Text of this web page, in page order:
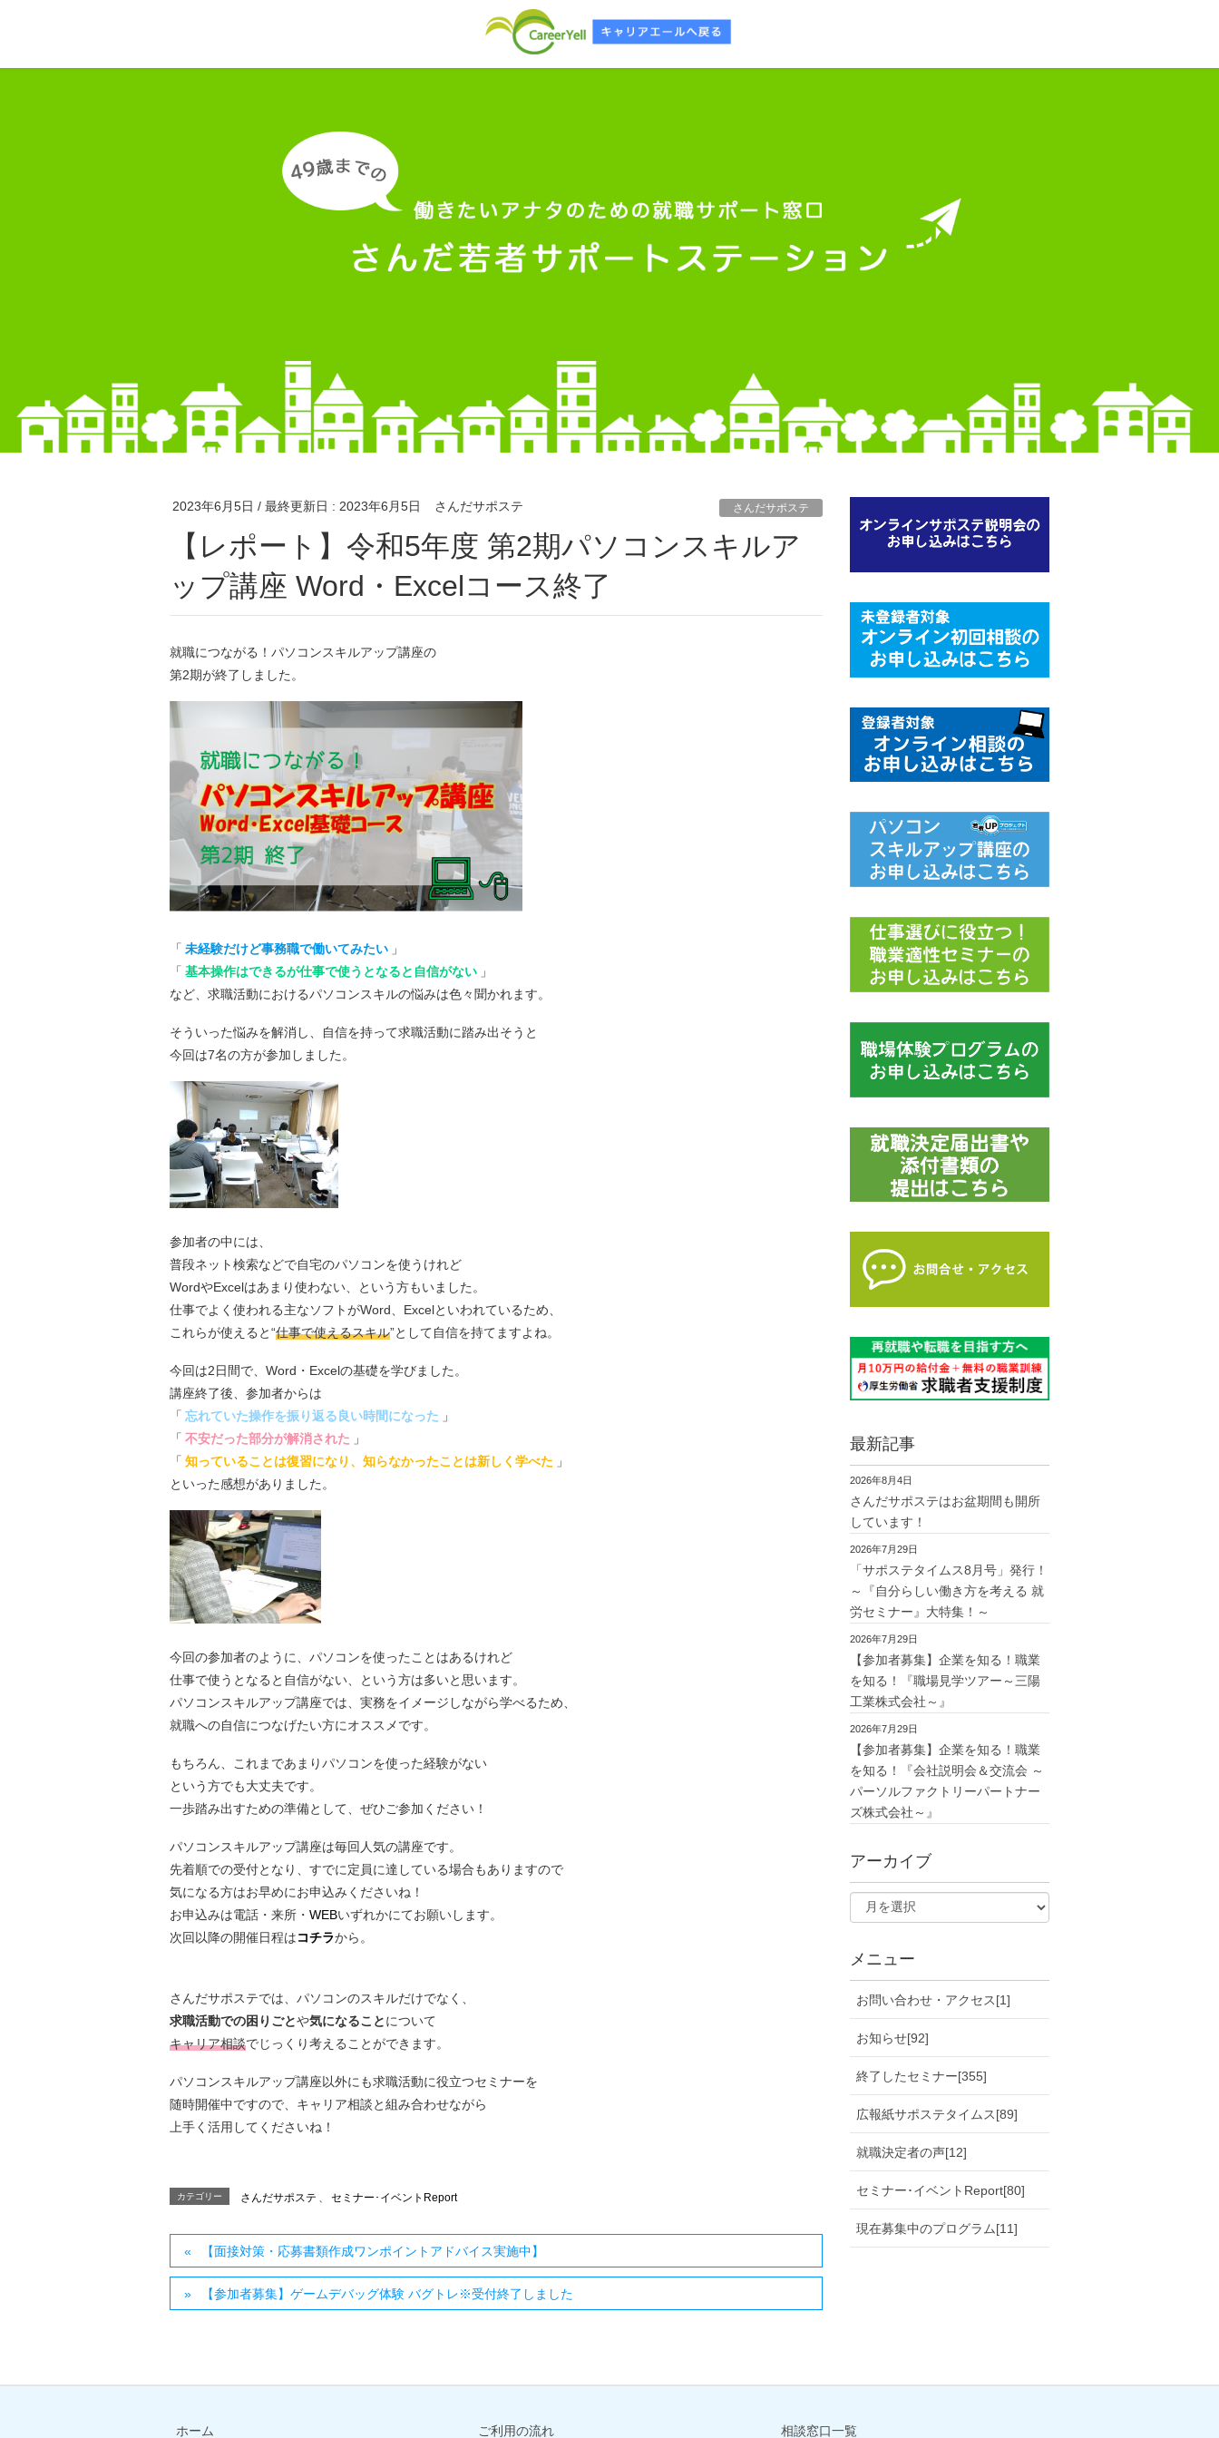
2023年6月5日 / 最終更新日 : 2023年6月5日 さんだサポステ さんだサポステ
【レポート】令和5年度 第2期パソコンスキルア
ップ講座 Word・Excelコース終了
就職につながる！パソコンスキルアップ講座の
第2期が終了しました。
「 未経験だけど事務職で働いてみたい 」
「 基本操作はできるが仕事で使うとなると自信がない 」
など、求職活動におけるパソコンスキルの悩みは色々聞かれます。
そういった悩みを解消し、自信を持って求職活動に踏み出そうと
今回は7名の方が参加しました。
参加者の中には、
普段ネット検索などで自宅のパソコンを使うけれど
WordやExcelはあまり使わない、という方もいました。
仕事でよく使われる主なソフトがWord、Excelといわれているため、
これらが使えると“仕事で使えるスキル”として自信を持てますよね。
今回は2日間で、Word・Excelの基礎を学びました。
講座終了後、参加者からは
「 忘れていた操作を振り返る良い時間になった 」
「 不安だった部分が解消された 」
「 知っていることは復習になり、知らなかったことは新しく学べた 」
といった感想がありました。
今回の参加者のように、パソコンを使ったことはあるけれど
仕事で使うとなると自信がない、という方は多いと思います。
パソコンスキルアップ講座では、実務をイメージしながら学べるため、
就職への自信につなげたい方にオススメです。
もちろん、これまであまりパソコンを使った経験がない
という方でも大丈夫です。
一歩踏み出すための準備として、ぜひご参加ください！
パソコンスキルアップ講座は毎回人気の講座です。
先着順での受付となり、すでに定員に達している場合もありますので
気になる方はお早めにお申込みくださいね！
お申込みは電話・来所・ WEBいずれかにてお願いします。
次回以降の開催日程はコチラから。
さんだサポステでは、パソコンのスキルだけでなく、
求職活動での困りごとや気になることについて
キャリア相談でじっくり考えることができます。
パソコンスキルアップ講座以外にも求職活動に役立つセミナーを
随時開催中ですので、キャリア相談と組み合わせながら
上手く活用してくださいね！
カテゴリー さんだサポステ 、 セミナー･イベントReport
【面接対策・応募書類作成ワンポイントアドバイス実施中】
【参加者募集】ゲームデバッグ体験 バグトレ※受付終了しました
最新記事
2026年8月4日
さんだサポステはお盆期間も開所
しています！
2026年7月29日
「サポステタイムス8月号」発行！
～『自分らしい働き方を考える 就
労セミナー』大特集！～
2026年7月29日
【参加者募集】企業を知る！職業
を知る！『職場見学ツアー～三陽
工業株式会社～』
2026年7月29日
【参加者募集】企業を知る！職業
を知る！『会社説明会＆交流会 ～
パーソルファクトリーパートナー
ズ株式会社～』
アーカイブ
メニュー
お問い合わせ・アクセス[1]
お知らせ[92]
終了したセミナー[355]
広報紙サポステタイムス[89]
就職決定者の声[12]
セミナー･イベントReport[80]
現在募集中のプログラム[11]
ホーム ご利用の流れ 相談窓口一覧